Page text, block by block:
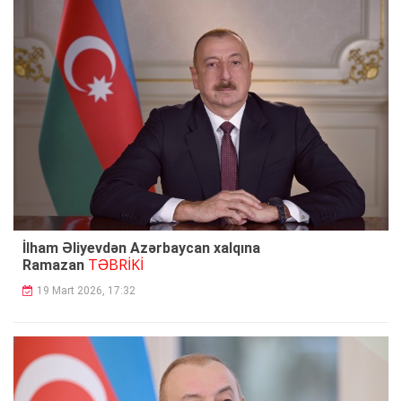
İlham Əliyevdən Azərbaycan xalqına
Ramazan TƏBRİKİ
19 Mart 2026, 17:32